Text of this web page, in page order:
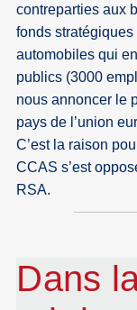
contreparties aux
fonds
automobiles qui
publics (3000
nous annoncer le
pays de l’union
C’est la raison
CCAS s’est
RSA.
Dans